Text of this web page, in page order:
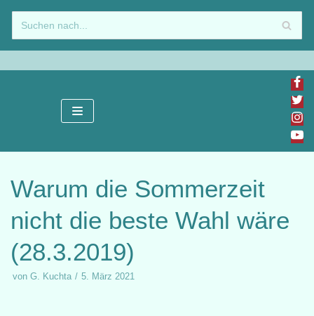
Zum
Inhalt
springen
Warum die Sommerzeit
nicht die beste Wahl wäre
(28.3.2019)
von G. Kuchta 5. März 2021